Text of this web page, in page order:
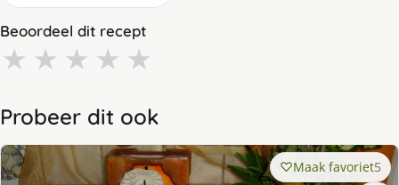
Beoordeel dit recept
★ ★ ★ ★ ★
Probeer dit ook
Maak favoriet5